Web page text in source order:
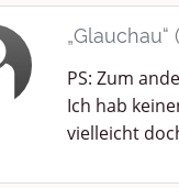
PS: Zum
Ich hab
vielleicht